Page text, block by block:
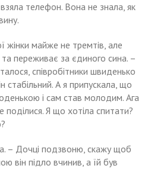
телефон. Вона не знала, як
жінки майже не тремтів, але
переживає за єдиного сина. –
співробітники швиденько
стабільний. А я припускала, що
і сам став молодим. Ага
поділися. Я що хотіла спитати?
– Дочці подзвоню, скажу щоб
він підло вчинив, а їй був